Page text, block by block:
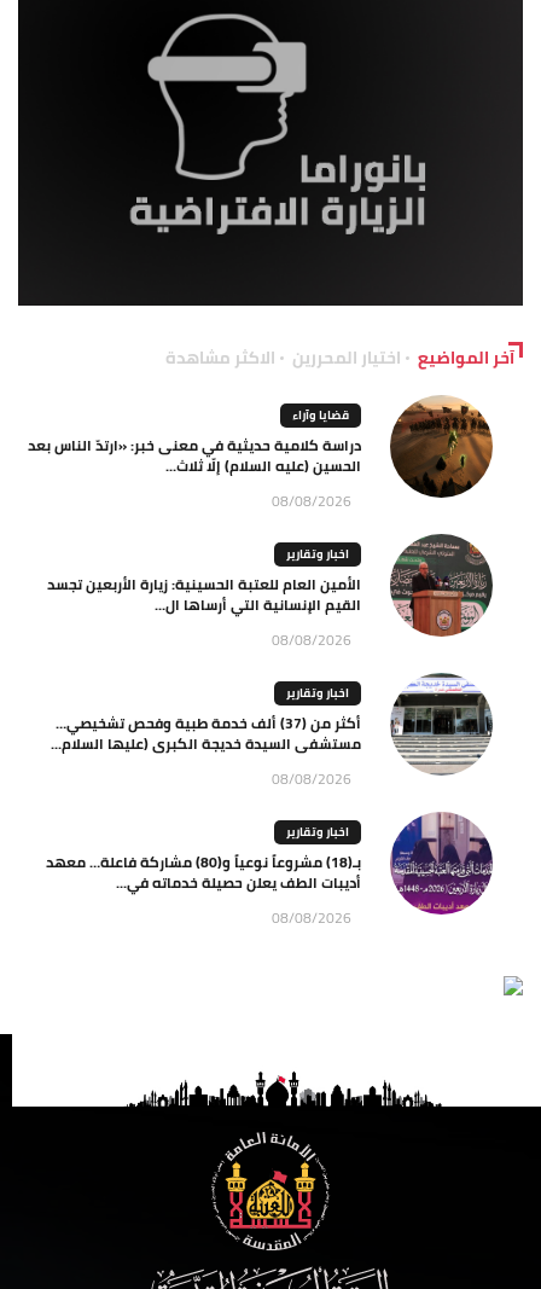
آخر المواضيع اختيار المحررين الاكثر مشاهدة
قضايا وآراء
دراسة كلامية حديثية في معنى خبر: «ارتدّ الناس بعد
الحسين (عليه السلام) إلّا ثلاث...
08/08/2026
اخبار وتقارير
الأمين العام للعتبة الحسينية: زيارة الأربعين تجسد
القيم الإنسانية التي أرساها ال...
08/08/2026
اخبار وتقارير
أكثر من (37) ألف خدمة طبية وفحص تشخيصي…
مستشفى السيدة خديجة الكبرى (عليها السلام...
08/08/2026
اخبار وتقارير
بـ(18) مشروعاً نوعياً و(80) مشاركة فاعلة… معهد
أديبات الطف يعلن حصيلة خدماته في...
08/08/2026